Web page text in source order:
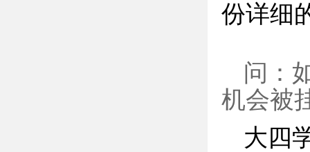
份详细
问：
机会被
大四